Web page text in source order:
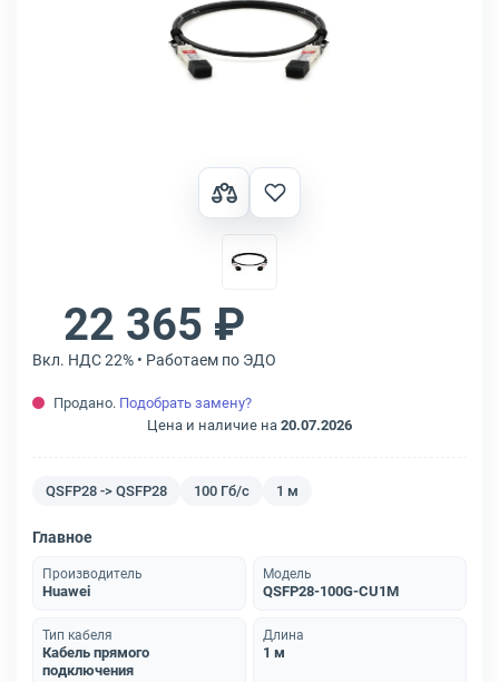
22 365 ₽
Вкл. НДС 22% • Работаем по ЭДО
Продано. Подобрать замену?
Цена и наличие на 20.07.2026
QSFP28 -> QSFP28 100 Гб/с 1 м
Главное
Производитель
Huawei
Модель
QSFP28-100G-CU1M
Тип кабеля
Кабель прямого
подключения
Длина
1 м